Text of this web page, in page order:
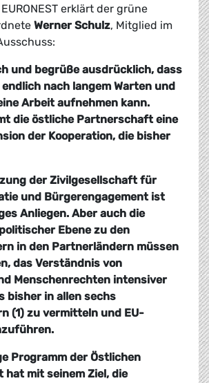
erklärt der grüne
Werner Schulz, Mitglied im
und begrüße ausdrücklich, dass
nach langem Warten und
Arbeit aufnehmen kann.
die östliche Partnerschaft eine
der Kooperation, die bisher
der Zivilgesellschaft für
und Bürgerengagement ist
Anliegen. Aber auch die
Ebene zu den
in den Partnerländern müssen
das Verständnis von
Menschenrechten intensiver
bisher in allen sechs
(1) zu vermitteln und EU-
Programm der Östlichen
mit seinem Ziel, die